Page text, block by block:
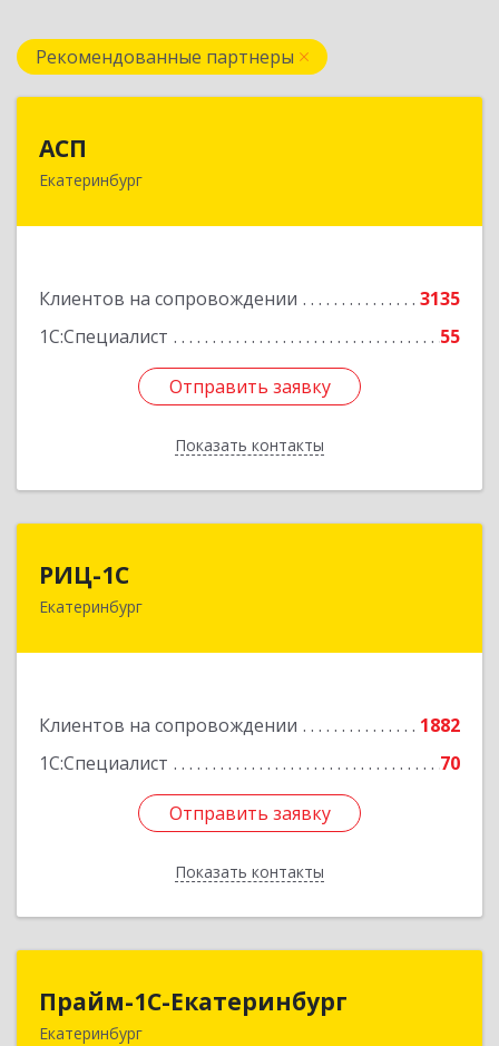
Рекомендованные партнеры
АСП
Екатеринбург
Клиентов на сопровождении
3135
1С:Специалист
55
Отправить заявку
Показать контакты
620075, Свердловская обл, Екатеринбург г,
Отправить заявку
Назад
РИЦ-1С
Екатеринбург
Клиентов на сопровождении
1882
1С:Специалист
70
Отправить заявку
Показать контакты
620102, Свердловская обл, Екатеринбург г,
Отправить заявку
Назад
Прайм-1С-Екатеринбург
Екатеринбург
Прайм-1С-Екатеринбург
620142, Свердловская обл, Екатеринбург г, 8